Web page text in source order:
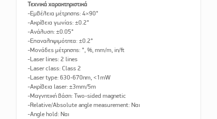
Τεχνικά χαρακτηριστικά
-Εμβέλεια μέτρησης: 4×90°
-Ακρίβεια γωνίας: ±0.2°
-Ανάλυση: ±0.05°
-Επαναληψιμότητα: ±0.2°
-Μονάδες μέτρησης: °, %, mm/m, in/ft
-Laser lines: 2 lines
-Laser class: Class 2
-Laser type: 630-670nm, <1mW
-Ακρίβεια laser: ±3mm/5m
-Μαγνητική βάση: Two-sided magnetic
-Relative/Absolute angle measurement: Ναι
-Angle hold: Ναι